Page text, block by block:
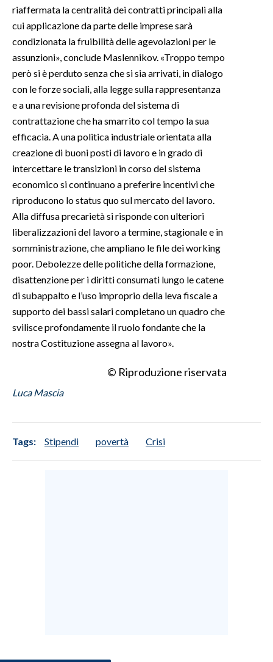
riaffermata la centralità dei contratti principali alla
cui applicazione da parte delle imprese sarà
condizionata la fruibilità delle agevolazioni per le
assunzioni», conclude Maslennikov. «Troppo tempo
però si è perduto senza che si sia arrivati, in dialogo
con le forze sociali, alla legge sulla rappresentanza
e a una revisione profonda del sistema di
contrattazione che ha smarrito col tempo la sua
efficacia. A una politica industriale orientata alla
creazione di buoni posti di lavoro e in grado di
intercettare le transizioni in corso del sistema
economico si continuano a preferire incentivi che
riproducono lo status quo sul mercato del lavoro.
Alla diffusa precarietà si risponde con ulteriori
liberalizzazioni del lavoro a termine, stagionale e in
somministrazione, che ampliano le file dei working
poor. Debolezze delle politiche della formazione,
disattenzione per i diritti consumati lungo le catene
di subappalto e l’uso improprio della leva fiscale a
supporto dei bassi salari completano un quadro che
svilisce profondamente il ruolo fondante che la
nostra Costituzione assegna al lavoro».
© Riproduzione riservata
Luca Mascia
Tags: Stipendi povertà Crisi